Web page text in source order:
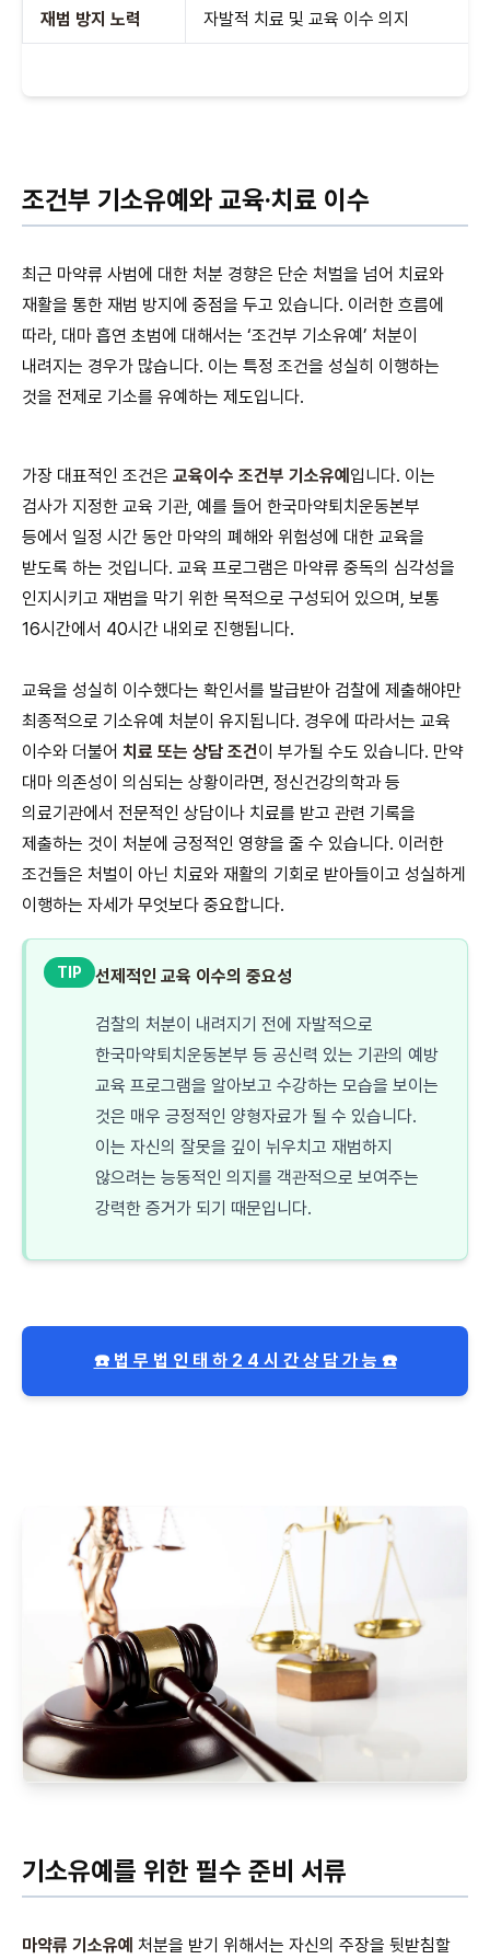
재범 방지 노력 자발적 치료 및 교육 이수 의지
조건부 기소유예와 교육·치료 이수
최근 마약류 사범에 대한 처분 경향은 단순 처벌을 넘어 치료와
재활을 통한 재범 방지에 중점을 두고 있습니다. 이러한 흐름에
따라, 대마 흡연 초범에 대해서는 ‘조건부 기소유예’ 처분이
내려지는 경우가 많습니다. 이는 특정 조건을 성실히 이행하는
것을 전제로 기소를 유예하는 제도입니다.
가장 대표적인 조건은 교육이수 조건부 기소유예 입니다. 이는
검사가 지정한 교육 기관, 예를 들어 한국마약퇴치운동본부
등에서 일정 시간 동안 마약의 폐해와 위험성에 대한 교육을
받도록 하는 것입니다. 교육 프로그램은 마약류 중독의 심각성을
인지시키고 재범을 막기 위한 목적으로 구성되어 있으며, 보통
16시간에서 40시간 내외로 진행됩니다.
교육을 성실히 이수했다는 확인서를 발급받아 검찰에 제출해야만
최종적으로 기소유예 처분이 유지됩니다. 경우에 따라서는 교육
이수와 더불어 치료 또는 상담 조건이 부가될 수도 있습니다. 만약
대마 의존성이 의심되는 상황이라면, 정신건강의학과 등
의료기관에서 전문적인 상담이나 치료를 받고 관련 기록을
제출하는 것이 처분에 긍정적인 영향을 줄 수 있습니다. 이러한
조건들은 처벌이 아닌 치료와 재활의 기회로 받아들이고 성실하게
이행하는 자세가 무엇보다 중요합니다.
TIP 선제적인 교육 이수의 중요성
검찰의 처분이 내려지기 전에 자발적으로
한국마약퇴치운동본부 등 공신력 있는 기관의 예방
교육 프로그램을 알아보고 수강하는 모습을 보이는
것은 매우 긍정적인 양형자료가 될 수 있습니다.
이는 자신의 잘못을 깊이 뉘우치고 재범하지
않으려는 능동적인 의지를 객관적으로 보여주는
강력한 증거가 되기 때문입니다.
☎️ 법 무 법 인 태 하 2 4 시 간 상 담 가 능 ☎️
기소유예를 위한 필수 준비 서류
마약류 기소유예 처분을 받기 위해서는 자신의 주장을 뒷받침할